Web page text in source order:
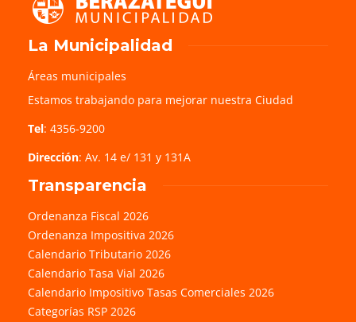
La Municipalidad
Áreas municipales
Estamos trabajando para mejorar nuestra Ciudad
Tel: 4356-9200
Dirección: Av. 14 e/ 131 y 131A
Transparencia
Ordenanza Fiscal 2026
Ordenanza Impositiva 2026
Calendario Tributario 2026
Calendario Tasa Vial 2026
Calendario Impositivo Tasas Comerciales 2026
Categorías RSP 2026